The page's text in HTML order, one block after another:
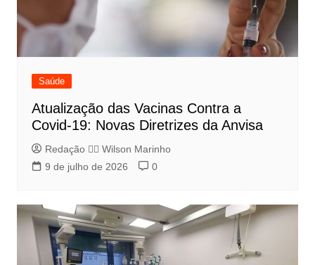
Saúde
Atualização das Vacinas Contra a
Covid-19: Novas Diretrizes da Anvisa
Redação 👨‍⚖️​ Wilson Marinho
9 de julho de 2026
0